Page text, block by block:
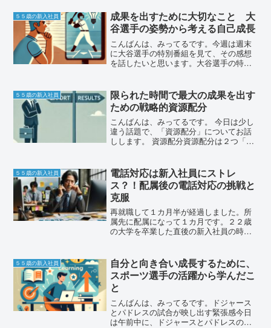
５５歳の新入社員
成果を出すために大切なこと 大
谷選手の姿勢から考える自己成長
こんばんは、みってるです。今週は週末
に大谷選手の特別番組を見て、その感想
を話したいと思います。大谷選手の特集
たので、録画して見ました。その録画を2
回も見直しました。...
５５歳の新入社員
限られた時間で最大の成果を出す
ための戦略的資源配分
こんばんは、みってるです。 今日は少し
違う話題で、「資源配分」についてお話
しします。 資源配分資源配分は２つ「資
か」を決めることや、自分の労力や行動
が100だとした場合、...
５５歳の新入社員
電話対応は新入社員にストレ
ス？！配属後の電話対応の挑戦と
克服
再就職して１カ月半が経過しました。所
属先に配属になって１カ月です。２２歳
の大学を卒業した直後の新入社員の時を
きにはミスもあります。５５歳の新入社
員として、気づきや学びを...
５５歳の新入社員
自分と向き合い成長するために、
スポーツ選手の活躍から学んだこ
と
こんばんは、みってるです。ドジャース
とパドレスの試合が映し出す緊張感今日
は午前中に、ドジャースとパドレスの試